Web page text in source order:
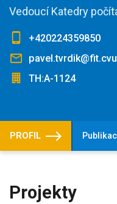
Vedoucí Katedry
+420224359850
TH:A-1124
PROFIL
Projekty